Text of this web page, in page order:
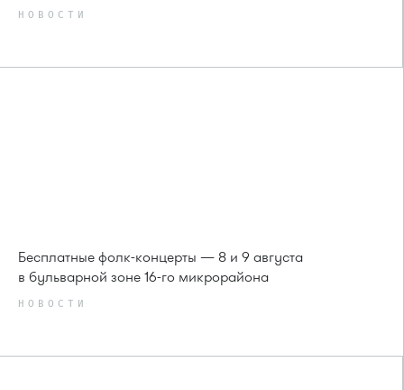
НОВОСТИ
Бесплатные фолк-концерты — 8 и 9 августа
в бульварной зоне 16-го микрорайона
НОВОСТИ